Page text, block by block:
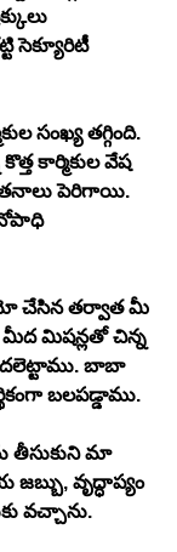
సెక్యూరిటీ
సంఖ్య తగ్గింది.
కార్మికుల వేష
పెరిగాయి.
చేసిన తర్వాత మీ
మీద మిషన్లతో చిన్న
బాబా
బలపడ్డాము.
తీసుకుని మా
వృద్ధాప్యం
వచ్చాను.